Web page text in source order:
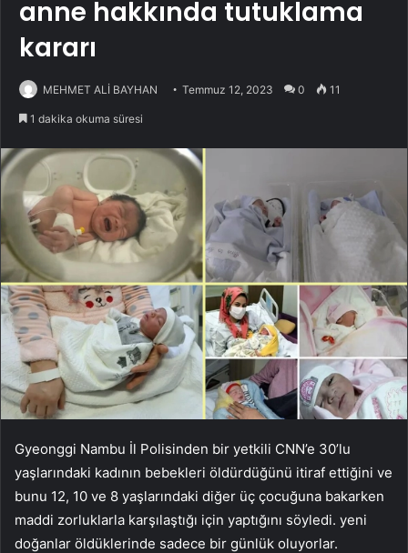
anne hakkında tutuklama
kararı
MEHMET ALİ BAYHAN Temmuz 12, 2023 0 11
1 dakika okuma süresi
Gyeonggi Nambu İl Polisinden bir yetkili CNN’e 30’lu
yaşlarındaki kadının bebekleri öldürdüğünü itiraf ettiğini ve
bunu 12, 10 ve 8 yaşlarındaki diğer üç çocuğuna bakarken
maddi zorluklarla karşılaştığı için yaptığını söyledi. yeni
doğanlar öldüklerinde sadece bir günlük oluyorlar.